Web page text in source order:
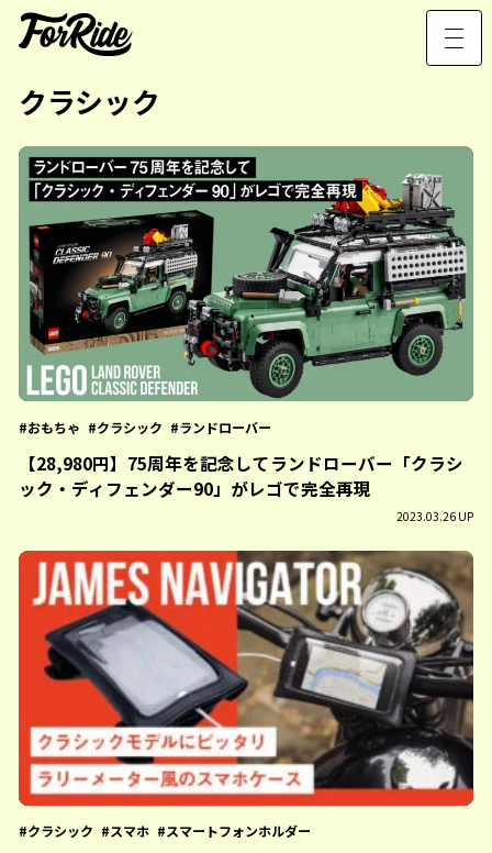
クラシック
おもちゃ クラシック ランドローバー
【28,980円】75周年を記念してランドローバー「クラシ
ック・ディフェンダー90」がレゴで完全再現
2023.03.26 UP
クラシック スマホ スマートフォンホルダー